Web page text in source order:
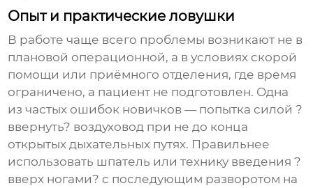
Опыт и практические ловушки
В работе чаще всего проблемы возникают не в
плановой операционной, а в условиях скорой
помощи или приёмного отделения, где время
ограничено, а пациент не подготовлен. Одна
из частых ошибок новичков — попытка силой ?
ввернуть? воздуховод при не до конца
открытых дыхательных путях. Правильнее
использовать шпатель или технику введения ?
вверх ногами? с последующим разворотом на